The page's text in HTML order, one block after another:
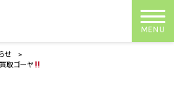
MENU
せ
>
取ゴーヤ